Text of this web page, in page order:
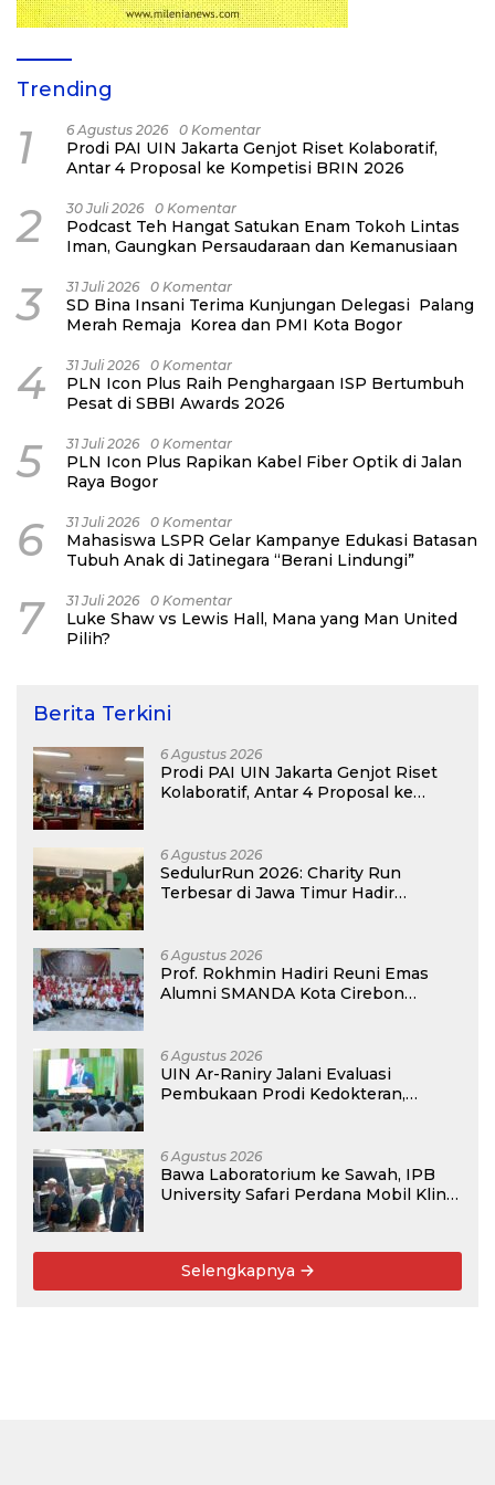
Trending
1 6 Agustus 2026 0 Komentar
Prodi PAI UIN Jakarta Genjot Riset Kolaboratif,
Antar 4 Proposal ke Kompetisi BRIN 2026
2 30 Juli 2026 0 Komentar
Podcast Teh Hangat Satukan Enam Tokoh Lintas
Iman, Gaungkan Persaudaraan dan Kemanusiaan
3 31 Juli 2026 0 Komentar
SD Bina Insani Terima Kunjungan Delegasi Palang
Merah Remaja Korea dan PMI Kota Bogor
4 31 Juli 2026 0 Komentar
PLN Icon Plus Raih Penghargaan ISP Bertumbuh
Pesat di SBBI Awards 2026
5 31 Juli 2026 0 Komentar
PLN Icon Plus Rapikan Kabel Fiber Optik di Jalan
Raya Bogor
6 31 Juli 2026 0 Komentar
Mahasiswa LSPR Gelar Kampanye Edukasi Batasan
Tubuh Anak di Jatinegara “Berani Lindungi”
7 31 Juli 2026 0 Komentar
Luke Shaw vs Lewis Hall, Mana yang Man United
Pilih?
Berita Terkini
6 Agustus 2026
Prodi PAI UIN Jakarta Genjot Riset
Kolaboratif, Antar 4 Proposal ke
6 Agustus 2026
SedulurRun 2026: Charity Run
Terbesar di Jawa Timur Hadir
Guru Honorer
6 Agustus 2026
Prof. Rokhmin Hadiri Reuni Emas
Alumni SMANDA Kota Cirebon
6 Agustus 2026
UIN Ar-Raniry Jalani Evaluasi
Pembukaan Prodi Kedokteran,
6 Agustus 2026
Bawa Laboratorium ke Sawah, IPB
University Safari Perdana Mobil Klinik
Selengkapnya